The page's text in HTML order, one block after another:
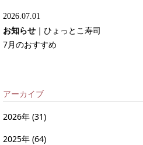
2026.07.01
お知らせ ｜ ひょっとこ寿司
7月のおすすめ
アーカイブ
2026年 (31)
2025年 (64)